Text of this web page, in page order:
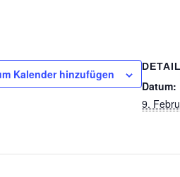
Kalender hinzufügen
Datum:
9.